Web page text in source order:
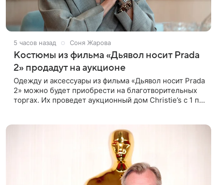
5 часов назад Соня Жарова
Костюмы из фильма «Дьявол носит Prada
2» продадут на аукционе
Одежду и аксессуары из фильма «Дьявол носит Prada
2» можно будет приобрести на благотворительных
торгах. Их проведет аукционный дом Christie’s с 1 по